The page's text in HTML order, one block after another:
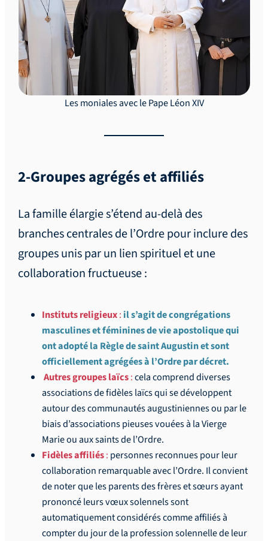
Les moniales avec le Pape Léon XIV
2-Groupes agrégés et affiliés
La famille élargie s’étend au-delà des
branches centrales de l’Ordre pour inclure des
groupes unis par un lien spirituel et une
collaboration fructueuse :
Instituts religieux: il s’agit de congrégations
masculines et féminines de vie apostolique qui
ont adopté la Règle de saint Augustin et sont
officiellement agrégées à l’Ordre par décret.
Autres groupes laïcs:cela comprend diverses
associations de fidèles laïcs qui se développent
autour des communautés augustiniennes ou par le
biais d’associations pieuses vouées à la Vierge
Marie ou aux saints de l’Ordre.
Fidèles affiliés: personnes reconnues pour leur
collaboration remarquable avec l’Ordre. Il convient
de noter que les parents des frères et sœurs ayant
prononcé leurs vœux solennels sont
automatiquement considérés comme affiliés à
compter du jour de la profession solennelle de leur